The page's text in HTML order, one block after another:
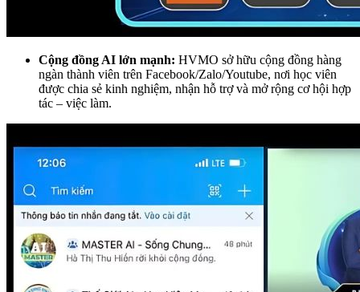
Cộng đồng AI lớn mạnh: HVMO sở hữu cộng đồng hàng
ngàn thành viên trên Facebook/Zalo/Youtube, nơi học viên
được chia sẻ kinh nghiệm, nhận hỗ trợ và mở rộng cơ hội hợp
tác – việc làm.